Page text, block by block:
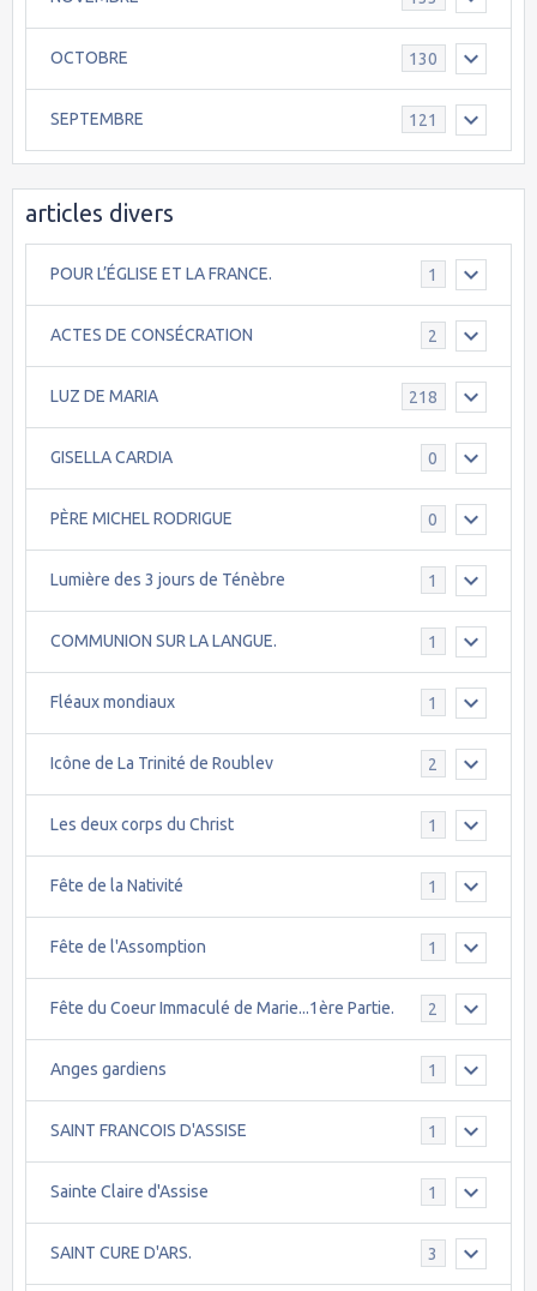
OCTOBRE 130
SEPTEMBRE 121
articles divers
POUR L’ÉGLISE ET LA FRANCE. 1
ACTES DE CONSÉCRATION 2
LUZ DE MARIA 218
GISELLA CARDIA 0
PÈRE MICHEL RODRIGUE 0
Lumière des 3 jours de Ténèbre 1
COMMUNION SUR LA LANGUE. 1
Fléaux mondiaux 1
Icône de La Trinité de Roublev 2
Les deux corps du Christ 1
Fête de la Nativité 1
Fête de l'Assomption 1
Fête du Coeur Immaculé de Marie...1ère Partie. 2
Anges gardiens 1
SAINT FRANCOIS D'ASSISE 1
Sainte Claire d'Assise 1
SAINT CURE D'ARS. 3